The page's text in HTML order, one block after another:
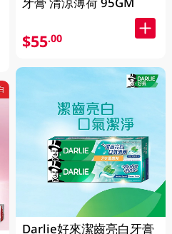
$55.00
Darlie好來潔齒亮白牙膏